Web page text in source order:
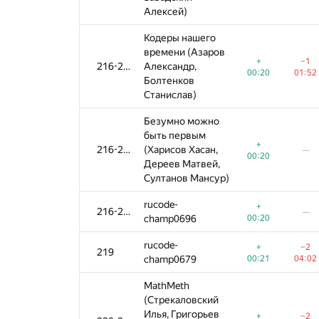
Алексей)
216-218
Кодеры нашего
времени (Азаров
Александр,
Болтенков
Станислав)
+
00:20
−1
01:52
216-218
Безумно можно
быть первым
(Харисов Хасан,
Дереев Матвей,
Султанов Мансур)
+
00:20
—
216-218
rucode-
champ0696
+
00:20
—
219
rucode-
champ0679
+
00:21
−2
04:02
MathMeth
(Стрекаловский
Илья, Григорьев
+
−2
Алексей)
216-218
Кодеры нашего
времени (Азаров
Александр,
Болтенков
Станислав)
+
00:20
−1
01:52
216-218
Безумно можно
быть первым
(Харисов Хасан,
Дереев Матвей,
Султанов Мансур)
+
00:20
—
216-218
rucode-
champ0696
+
00:20
—
219
rucode-
champ0679
+
00:21
−2
04:02
MathMeth
(Стрекаловский
Илья, Григорьев
+
−2
Алексей)
216-218
Кодеры нашего
времени (Азаров
Александр,
Болтенков
Станислав)
+
00:20
−1
01:52
216-218
Безумно можно
быть первым
(Харисов Хасан,
Дереев Матвей,
Султанов Мансур)
+
00:20
—
216-218
rucode-
champ0696
+
00:20
—
219
rucode-
champ0679
+
00:21
−2
04:02
MathMeth
(Стрекаловский
Илья, Григорьев
+
−2